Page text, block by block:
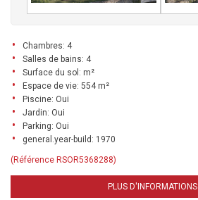
Chambres: 4
Salles de bains: 4
Surface du sol: m²
Espace de vie: 554 m²
Piscine: Oui
Jardin: Oui
Parking: Oui
general.year-build: 1970
(Référence RSOR5368288)
PLUS D'INFORMATIONS